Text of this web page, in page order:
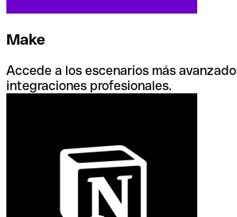
Make
Accede a los escenarios más
integraciones profesionales.